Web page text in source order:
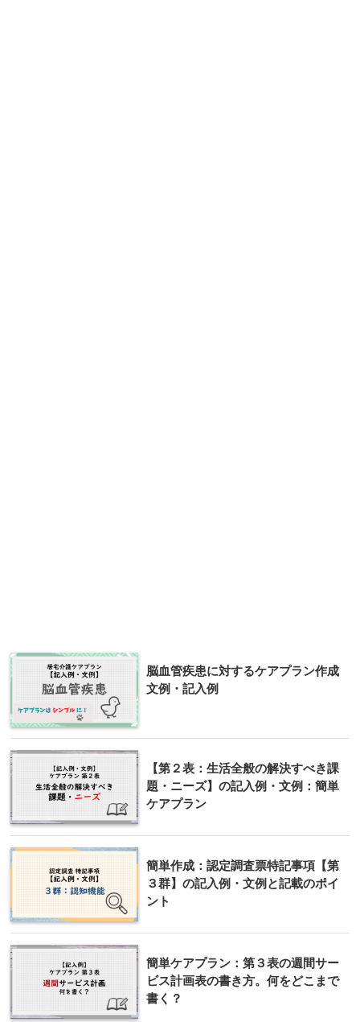
脳血管疾患に対するケアプラン作成
文例・記入例
【第２表：生活全般の解決すべき課
題・ニーズ】の記入例・文例：簡単
ケアプラン
簡単作成：認定調査票特記事項【第
３群】の記入例・文例と記載のポイ
ント
簡単ケアプラン：第３表の週間サー
ビス計画表の書き方。何をどこまで
書く？